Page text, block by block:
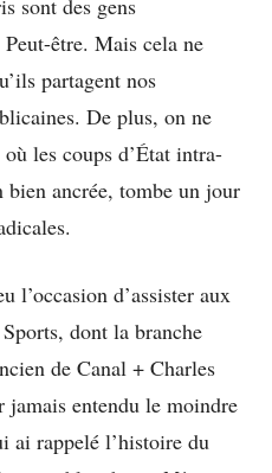
sont des gens
être. Mais cela ne
partagent nos
De plus, on ne
les coups d’État intra-
ancrée, tombe un jour
l’occasion d’assister aux
dont la branche
de Canal + Charles
jamais entendu le moindre
ai rappelé l’histoire du